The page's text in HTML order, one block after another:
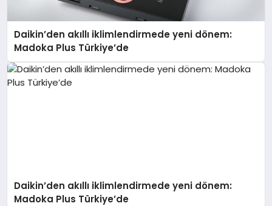
Daikin’den akıllı iklimlendirmede yeni dönem:
Madoka Plus Türkiye’de
Daikin’den akıllı iklimlendirmede yeni dönem:
Madoka Plus Türkiye’de